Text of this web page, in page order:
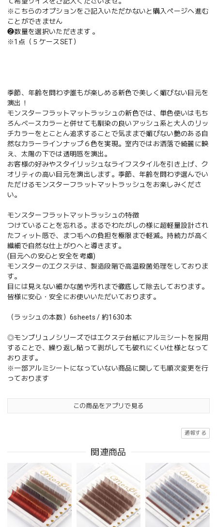
※こちらのオプションをご記入いただかないと購入ぺージへ進む
ことができません
❷数量を選択いただきます 。
※1点（５ケースSET）
季節、年齢を問わず誰もが楽しめる新色で美しく媚びない目元を
演出！
モンスターフラットマットラッシュの新色では、単色使いはもち
ろんベースカラーと併せても馴染の良いアッシュ系と大人のリッ
チカラーをとことん追求することで気ままで媚びない艶のある自
然なカラーラインナップ６色を実現。室内ではお洒落で綺麗に映
え、太陽の下では透明感を演出。
お客様の好みやスタイリッシュなライフスタイルを引き上げ、ク
オリティの高い目元を演出します。季節、年齢を問わず選んでい
ただけるモンスターフラットマットラッシュをお楽しみくださ
い。
モンスターフラットマットラッシュの特徴
つけていることを忘れる。まるでわたがしの様に超軽量設計され
たフィット感で、まつ毛への負担を極限まで軽減。持続力が高く
繊細で自然な仕上がりへと導きます。
(目元への安心と安全を考慮)
モンスターのエクステは、製造段階で高温殺菌処理をしておりま
す。
目には見えない細かな菌や汚れまで徹底して除去しております。
皆様に安心・安全にお使いいただいております。
（ラッシュの本数）6sheets / 約1630本
◎モンブリュノシリーズではエクステ台紙にアルミシートを採用
することで、繰り返し貼って剥がしても破れにくい仕様となって
おります。
※一部アルミシートになっていない商品に関しても順次変更を行
っております
この商品をアプリで見る
通報する
関連商品